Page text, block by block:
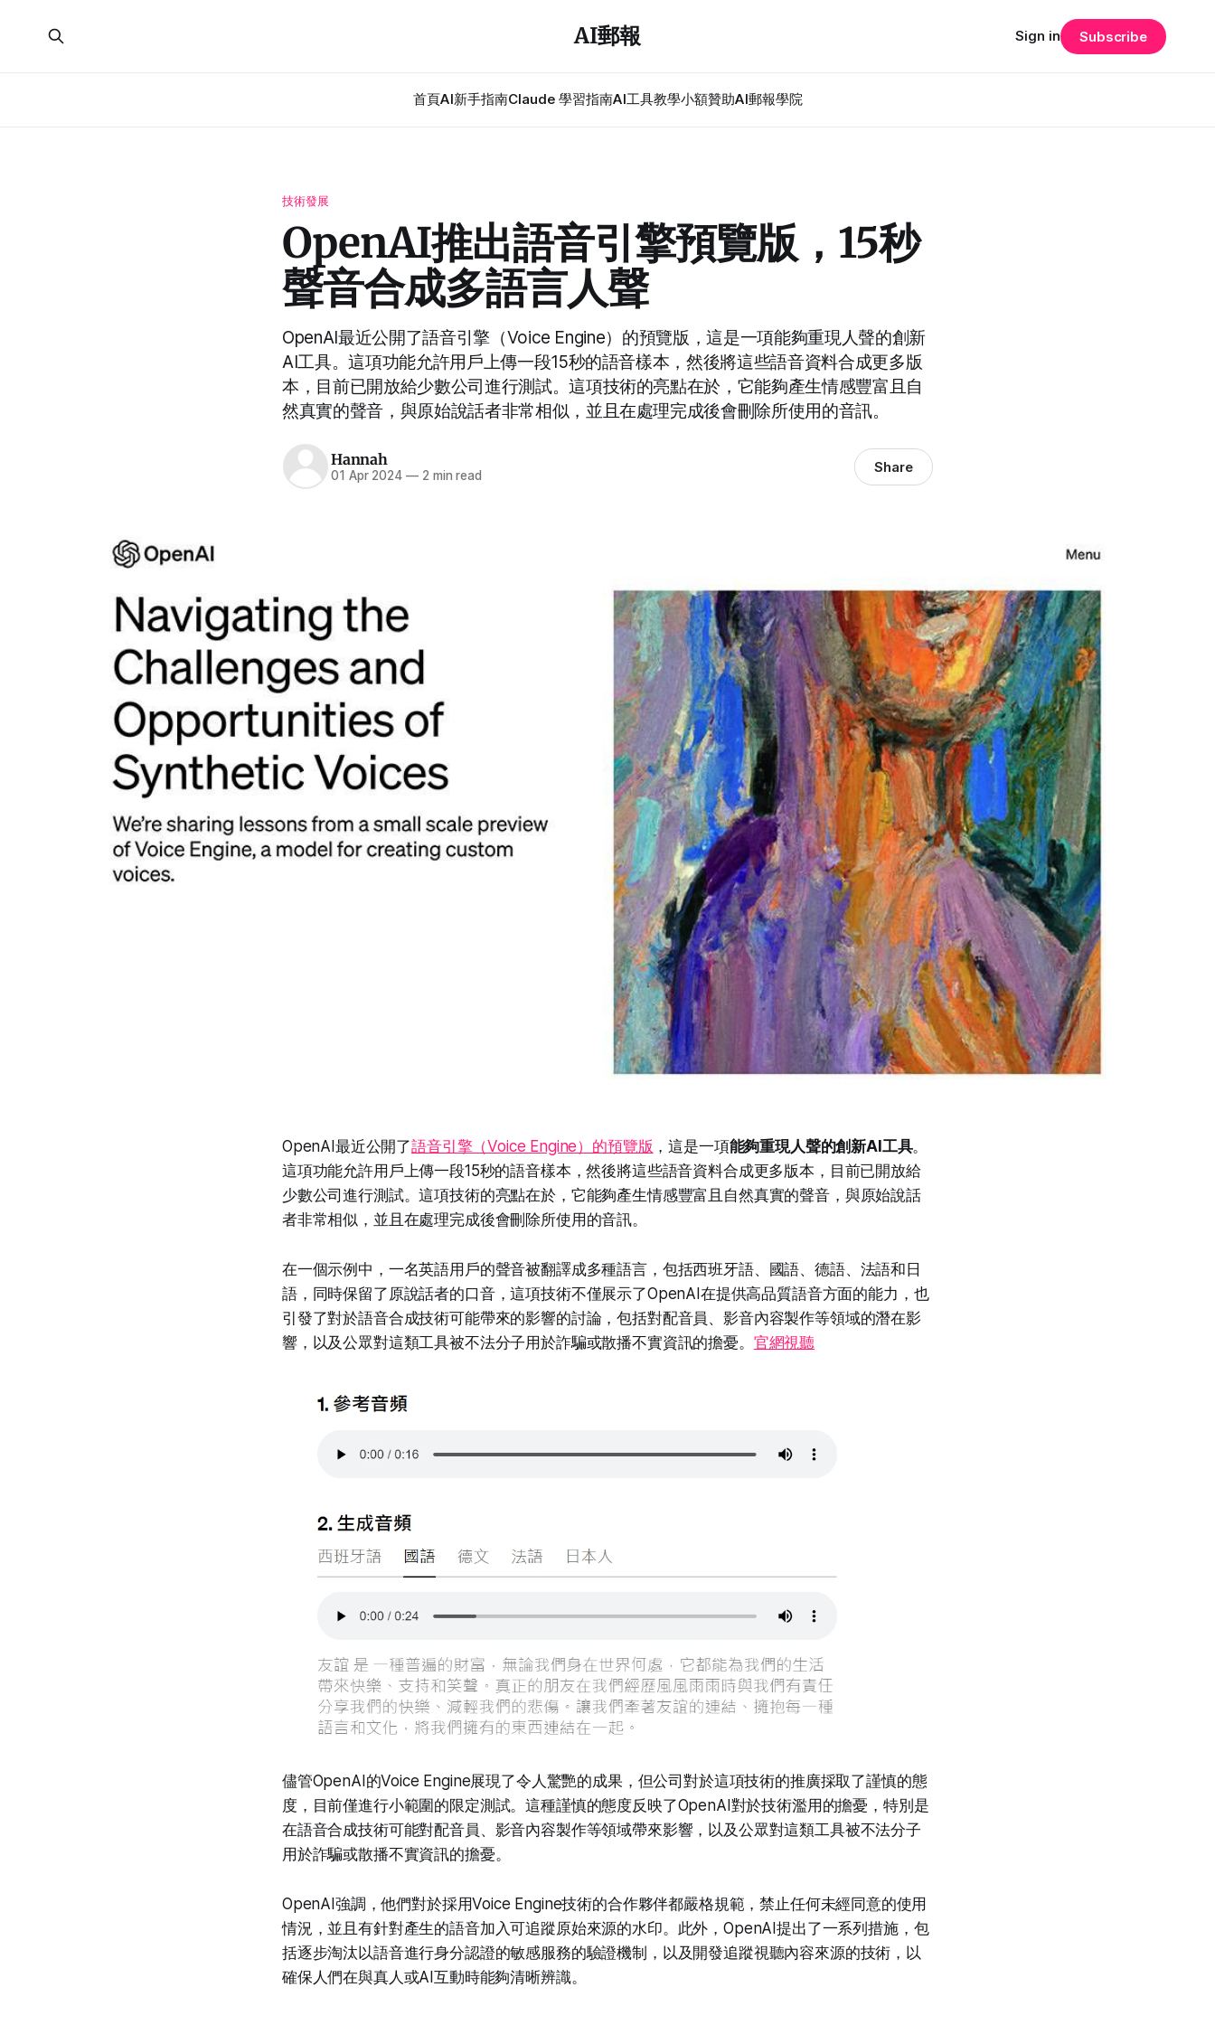
AI郵報
首頁AI新手指南Claude 學習指南AI工具教學小額贊助AI郵報學院
Sign in Subscribe
技術發展
OpenAI推出語音引擎預覽版，15秒
聲音合成多語言人聲
OpenAI最近公開了語音引擎（Voice Engine）的預覽版，這是一項能夠重現人聲的創新
AI工具。這項功能允許用戶上傳一段15秒的語音樣本，然後將這些語音資料合成更多版
本，目前已開放給少數公司進行測試。這項技術的亮點在於，它能夠產生情感豐富且自
然真實的聲音，與原始說話者非常相似，並且在處理完成後會刪除所使用的音訊。
Hannah
01 Apr 2024 —2 min read Share
OpenAI最近公開了語音引擎（Voice Engine）的預覽版 ，這是一項能夠重現人聲的創新AI工具。
這項功能允許用戶上傳一段15秒的語音樣本，然後將這些語音資料合成更多版本，目前已開放給
少數公司進行測試。這項技術的亮點在於，它能夠產生情感豐富且自然真實的聲音，與原始說話
者非常相似，並且在處理完成後會刪除所使用的音訊。
在一個示例中，一名英語用戶的聲音被翻譯成多種語言，包括西班牙語、國語、德語、法語和日
語，同時保留了原說話者的口音，這項技術不僅展示了OpenAI在提供高品質語音方面的能力，也
引發了對於語音合成技術可能帶來的影響的討論，包括對配音員、影音內容製作等領域的潛在影
響，以及公眾對這類工具被不法分子用於詐騙或散播不實資訊的擔憂。 官網視聽
儘管OpenAI的Voice Engine展現了令人驚艷的成果，但公司對於這項技術的推廣採取了謹慎的態
度，目前僅進行小範圍的限定測試。這種謹慎的態度反映了OpenAI對於技術濫用的擔憂，特別是
在語音合成技術可能對配音員、影音內容製作等領域帶來影響，以及公眾對這類工具被不法分子
用於詐騙或散播不實資訊的擔憂。
OpenAI強調，他們對於採用Voice Engine技術的合作夥伴都嚴格規範，禁止任何未經同意的使用
情況，並且有針對產生的語音加入可追蹤原始來源的水印。此外，OpenAI提出了一系列措施，包
括逐步淘汰以語音進行身分認證的敏感服務的驗證機制，以及開發追蹤視聽內容來源的技術，以
確保人們在與真人或AI互動時能夠清晰辨識。